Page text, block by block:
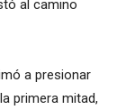
al camino
a presionar
primera mitad,